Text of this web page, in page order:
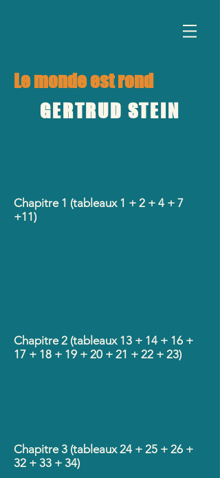
Le monde est rond
GERTRUD STEIN
Chapitre 1 (tableaux 1 + 2 + 4 + 7
+11)
Chapitre 2 (tableaux 13 + 14 + 16 +
17 + 18 + 19 + 20 + 21 + 22 + 23)
Chapitre 3 (tableaux 24 + 25 + 26 +
32 + 33 + 34)